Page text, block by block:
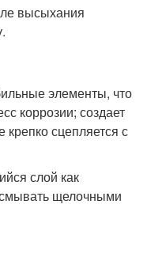
высыхания
элементы, что
коррозии; создает
крепко сцепляется с
слой как
щелочными